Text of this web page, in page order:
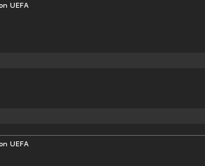
UEFA
UEFA